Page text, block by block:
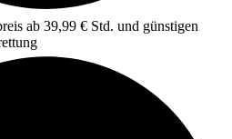
ab 39,99 € Std. und günstigen